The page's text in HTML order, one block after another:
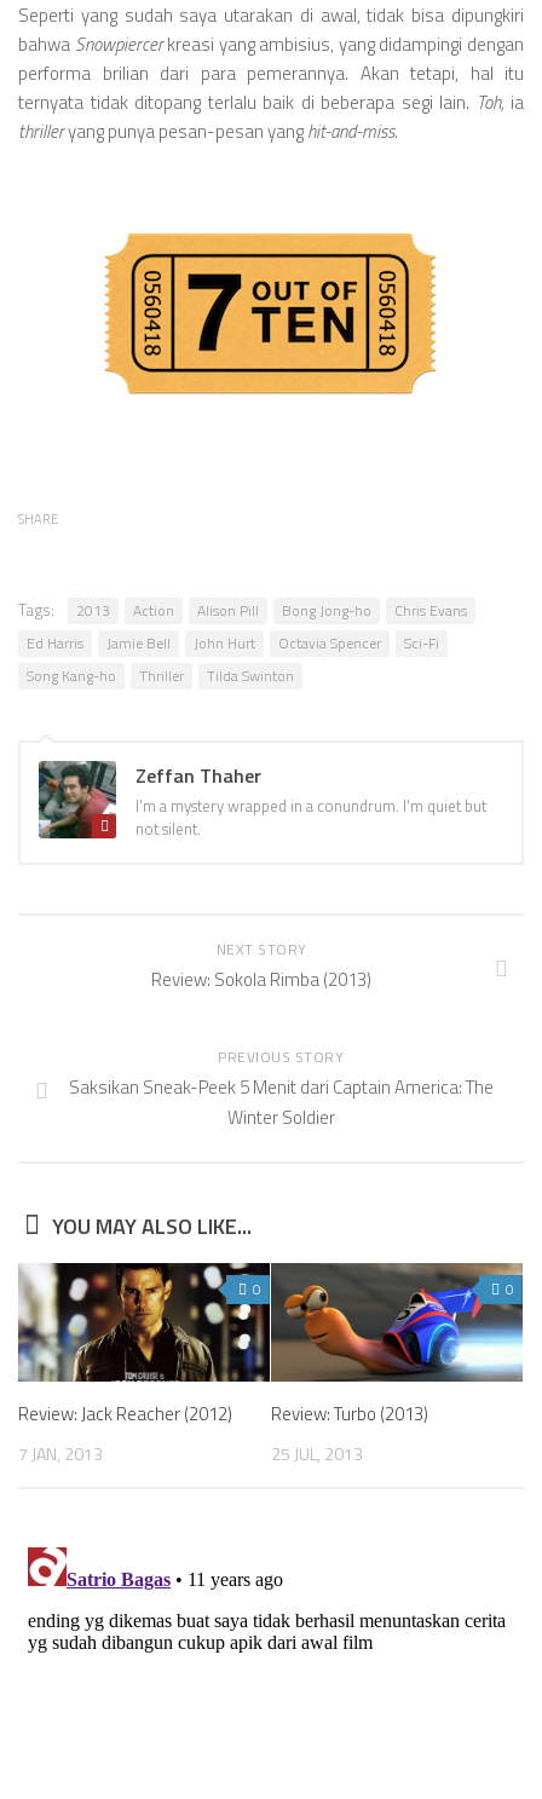
Seperti yang sudah saya utarakan di awal, tidak bisa dipungkiri
bahwa Snowpiercerkreasi yang ambisius, yang didampingi dengan
performa brilian dari para pemerannya. Akan tetapi, hal itu
ternyata tidak ditopang terlalu baik di beberapa segi lain. Toh, ia
thrilleryang punya pesan-pesan yanghit-and-miss.
SHARE
Tags: 2013 Action Alison Pill Bong Jong-ho
Chris Evans
Ed Harris
Jamie Bell John Hurt Octavia Spencer
Sci-Fi
Song Kang-ho
Thriller Tilda Swinton
Zeffan Thaher
I'm a mystery wrapped in a conundrum. I'm quiet but
not silent.
NEXT STORY
Review: Sokola Rimba (2013)
PREVIOUS STORY
Saksikan Sneak-Peek 5 Menit dari Captain America: The
Winter Soldier
YOU MAY ALSO LIKE...
0
Review: Jack Reacher (2012)
7 JAN, 2013
0
Review: Turbo (2013)
25 JUL, 2013